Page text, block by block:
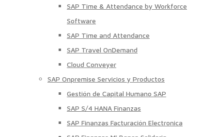
SAP Time & Attendance by Workforce
Software
SAP Time and Attendance
SAP Travel OnDemand
Cloud Conveyer
SAP Onpremise Servicios y Productos
Gestión de Capital Humano SAP
SAP S/4 HANA Finanzas
SAP Finanzas Facturación Electronica